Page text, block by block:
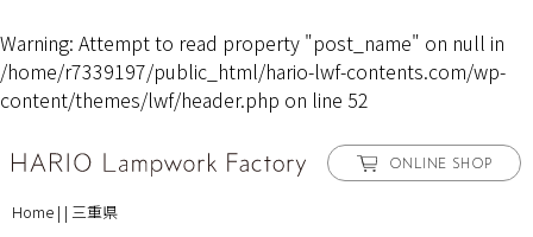
Warning: Attempt to read property "post_name" on null in
/home/r7339197/public_html/hario-lwf-contents.com/wp-
content/themes/lwf/header.php on line 52
ONLINE SHOP
Home | | 三重県